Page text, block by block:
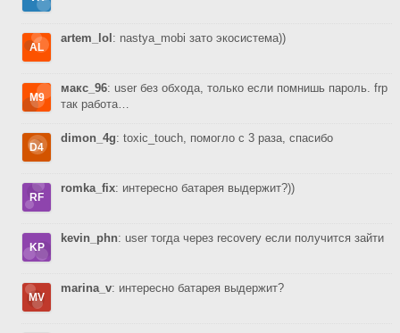
artem_lol: nastya_mobi зато экосистема))
макс_96: user без обхода, только если помнишь пароль. frp
так работа…
dimon_4g: toxic_touch, помогло с 3 раза, спасибо
romka_fix: интересно батарея выдержит?))
kevin_phn: user тогда через recovery если получится зайти
marina_v: интересно батарея выдержит?